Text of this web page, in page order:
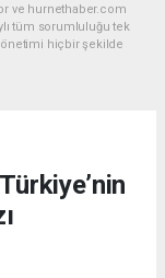
ve hurnethaber.com
tüm sorumluluğu tek
hiçbir şekilde